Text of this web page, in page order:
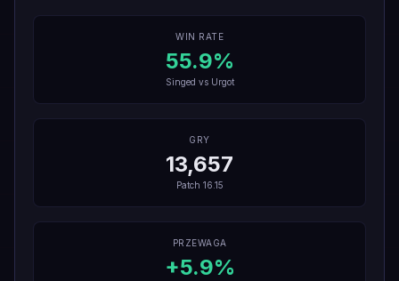
WIN RATE
55.9%
Singed vs Urgot
GRY
13,657
Patch 16.15
PRZEWAGA
+5.9%